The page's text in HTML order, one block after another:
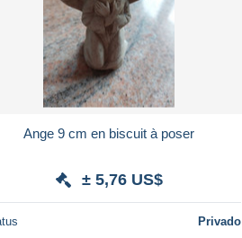
Ange 9 cm en biscuit à poser
± 5,76 US$
Privado